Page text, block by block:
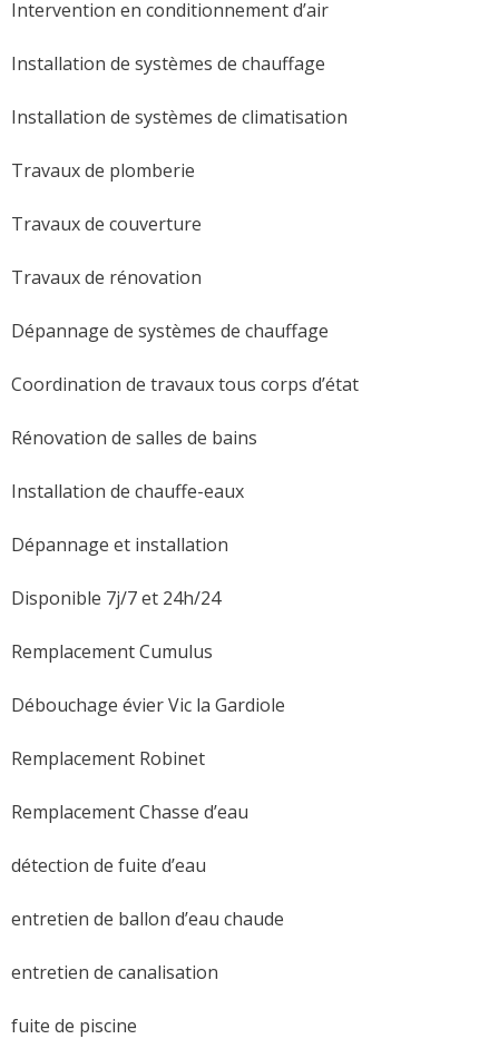
Intervention en conditionnement d’air
Installation de systèmes de chauffage
Installation de systèmes de climatisation
Travaux de plomberie
Travaux de couverture
Travaux de rénovation
Dépannage de systèmes de chauffage
Coordination de travaux tous corps d’état
Rénovation de salles de bains
Installation de chauffe-eaux
Dépannage et installation
Disponible 7j/7 et 24h/24
Remplacement Cumulus
Débouchage évier Vic la Gardiole
Remplacement Robinet
Remplacement Chasse d’eau
détection de fuite d’eau
entretien de ballon d’eau chaude
entretien de canalisation
fuite de piscine